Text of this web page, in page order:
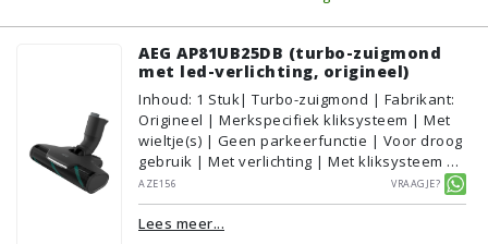
AEG AP81UB25DB (turbo-zuigmond
met led-verlichting, origineel)
Inhoud: 1 Stuk| Turbo-zuigmond | Fabrikant:
Origineel | Merkspecifiek kliksysteem | Met
wieltje(s) | Geen parkeerfunctie | Voor droog
gebruik | Met verlichting | Met kliksysteem |
Zwart | AEG/Electrolux | Geschikt voor
vloertype: Plavuizen/Tegels,
Parket/Laminaat, PVC/Vinyl
AZE156 Vraagje?
Lees meer...